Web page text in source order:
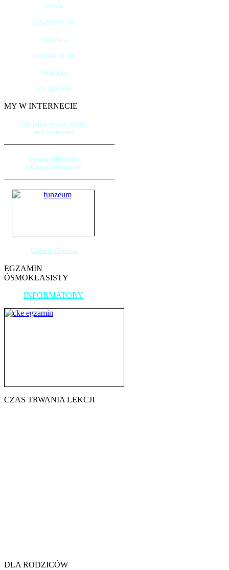
Szkoła
(32) 273 75 54
Świetlica
(32) 666 40 90
Stołówka
575 305 676
MY W INTERNECIE
Oficjalna strona szkoły
na Facebooku
Strona biblioteki
szkoły w Wieszowie
Galeria filmowa
EGZAMIN
ÓSMOKLASISTY
INFORMATORY
CZAS TRWANIA LEKCJI
DLA RODZICÓW